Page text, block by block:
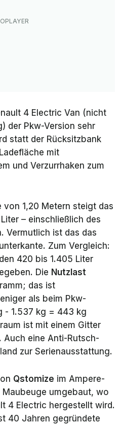
4 Electric Van (nicht
der Pkw-Version sehr
statt der Rücksitzbank
mit
und Verzurrhaken zum
von 1,20 Metern steigt das
– einschließlich des
Vermutlich ist das das
Zum Vergleich:
420 bis 1.405 Liter
Die Nutzlast
das ist
als beim Pkw-
- 1.537 kg = 443 kg
ist mit einem Gitter
eine Anti-Rutsch-
zur Serienausstattung.
Qstomize im Ampere-
umgebaut, wo
4 Electric hergestellt wird.
40 Jahren gegründete